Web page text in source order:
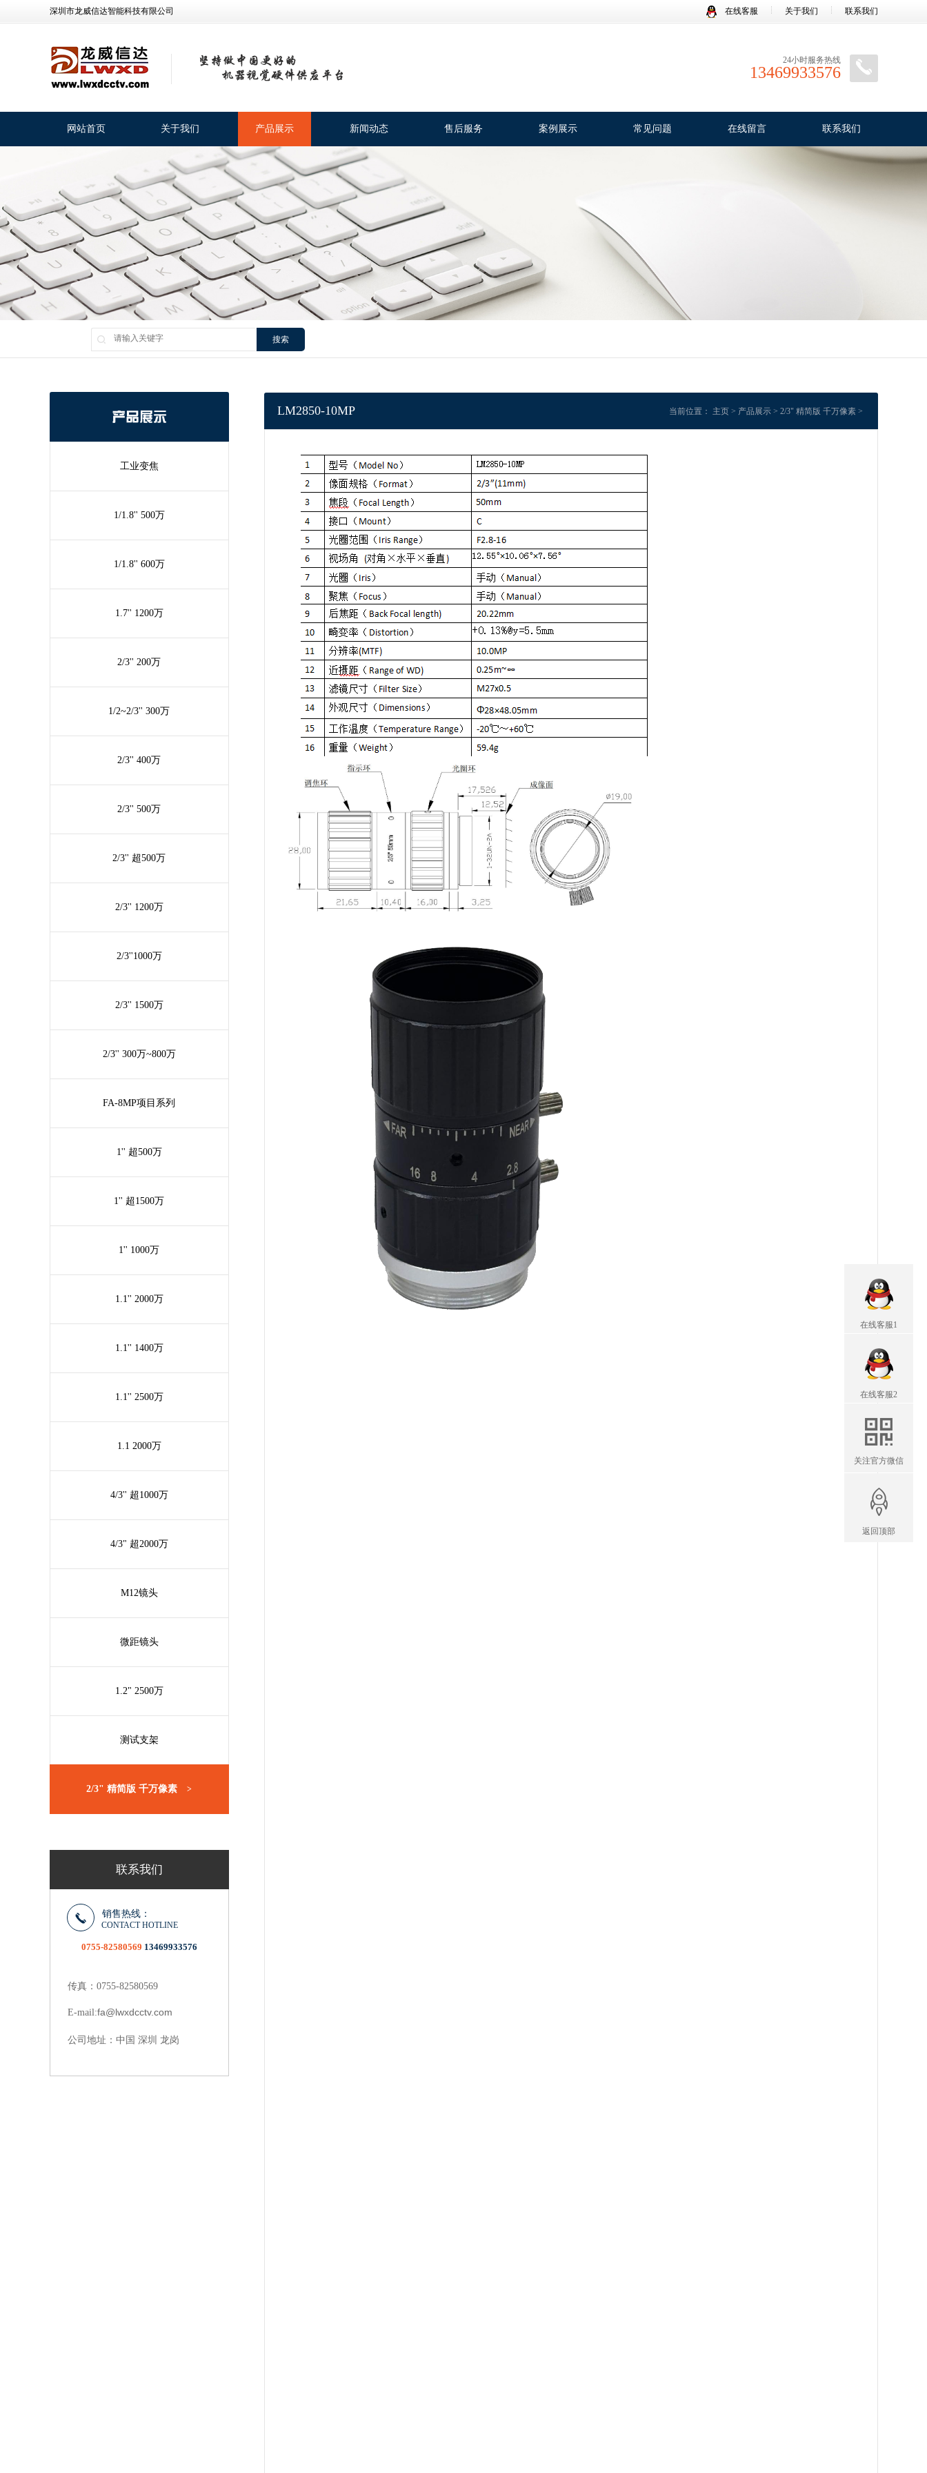
在线客服 关于我们 联系我们
深圳市龙威信达智能科技有限公司
24小时服务热线
13469933576
网站首页 关于我们 产品展示 新闻动态 售后服务 案例展示 常见问题 在线留言 联系我们
搜索
产品展示
工业变焦
1/1.8'' 500万
1/1.8'' 600万
1.7'' 1200万
2/3'' 200万
1/2~2/3'' 300万
2/3'' 400万
2/3'' 500万
2/3'' 超500万
2/3'' 1200万
2/3''1000万
2/3'' 1500万
2/3'' 300万~800万
FA-8MP项目系列
1'' 超500万
1'' 超1500万
1'' 1000万
1.1'' 2000万
1.1'' 1400万
1.1'' 2500万
1.1 2000万
4/3'' 超1000万
4/3" 超2000万
M12镜头
微距镜头
1.2" 2500万
测试支架
2/3" 精简版 千万像素 >
联系我们
销售热线：
CONTACT HOTLINE
0755-82580569 13469933576
传真：0755-82580569
E-mail:fa@lwxdcctv.com
公司地址： 中国 深圳 龙岗
当前位置： 主页> 产品展示> 2/3" 精简版 千万像素>
LM2850-10MP
在线客服1
在线客服2
关注官方微信
返回顶部